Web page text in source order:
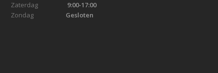
Zaterdag 9:00-17:00
Zondag Gesloten